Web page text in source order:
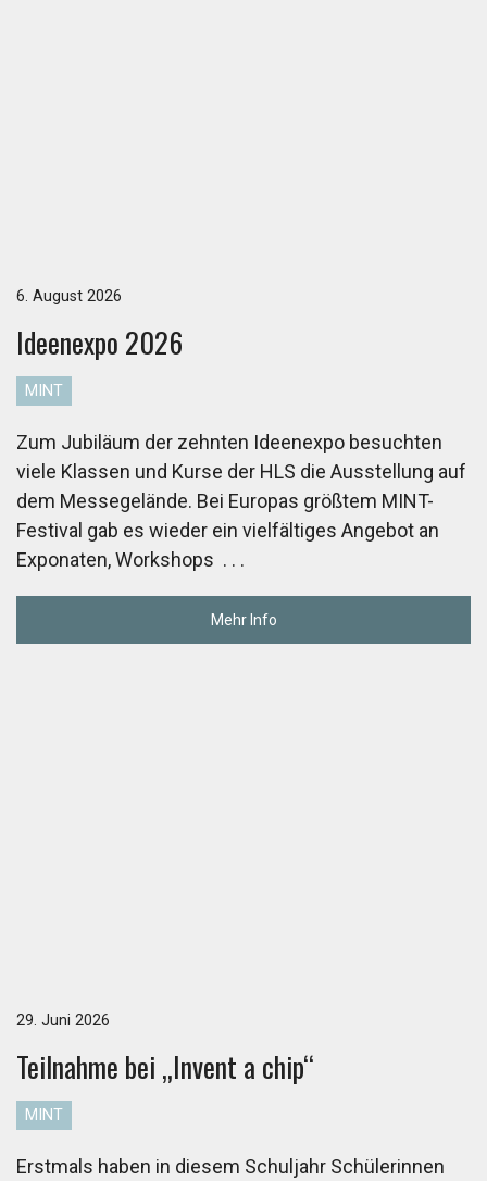
6. August 2026
Ide­en­ex­po 2026
MINT
Zum Jubiläum der zehnten Ideenexpo besuchten
viele Klassen und Kurse der HLS die Ausstellung auf
dem Messegelände. Bei Europas größtem MINT-
Festival gab es wieder ein vielfältiges Angebot an
Exponaten, Workshops . . .
Mehr Info
29. Juni 2026
Teil­nah­me bei „In­vent a chip“
MINT
Erstmals haben in diesem Schuljahr Schülerinnen